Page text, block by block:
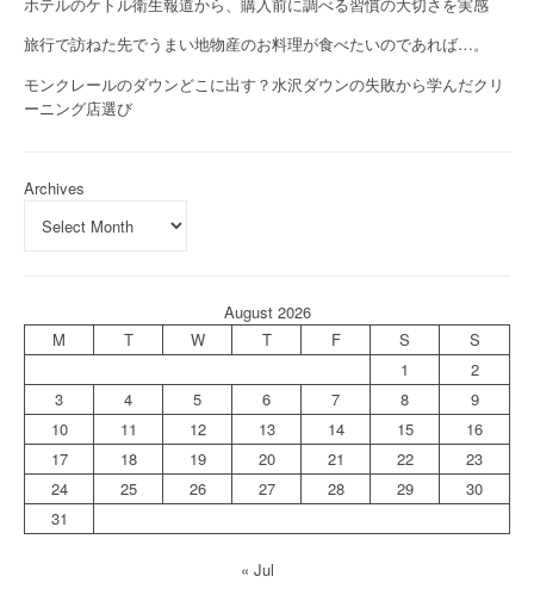
旅行で訪ねた先でうまい地物産のお料理が食べたいのであれば…。
モンクレールのダウンどこに出す？水沢ダウンの失敗から学んだクリ
ーニング店選び
Archives
August 2026
M
T W T F S
S
1
2
3
4 5 6 7 8
9
10
11 12 13 14 15
16
17
18 19 20 21 22
23
24
25 26 27 28 29
30
31
« Jul